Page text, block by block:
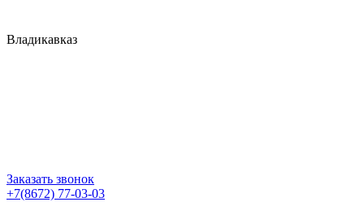
Владикавказ
Заказать звонок
+7(8672) 77-03-03